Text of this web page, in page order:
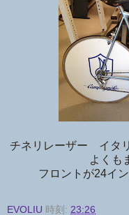
チネリレーザー イタ
よくも
フロントが24イ
EVOLIU 時刻: 23:26